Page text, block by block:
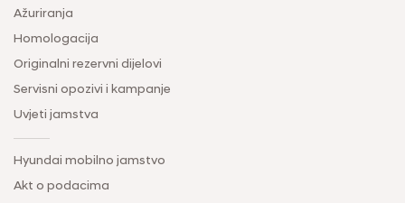
Ažuriranja
Homologacija
Originalni rezervni dijelovi
Servisni opozivi i kampanje
Uvjeti jamstva
Hyundai mobilno jamstvo
Akt o podacima